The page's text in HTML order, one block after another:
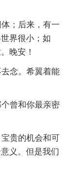
；后来，有一
界很小；如
晚安！
念。希翼着能
曾和你最亲密
贵的机会和可
义。但是我们